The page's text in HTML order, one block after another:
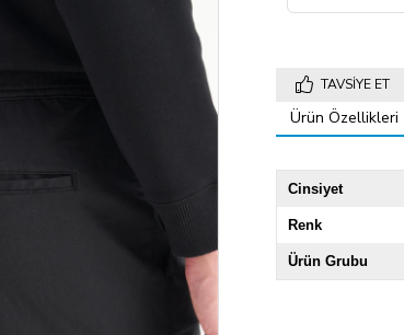
TAVSIYE ET
Ürün Özellikleri
Cinsiyet
Renk
Ürün Grubu